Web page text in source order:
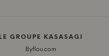
LE GROUPE KASASAGI
Byflou.com